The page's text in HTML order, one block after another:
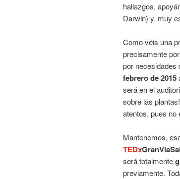
hallazgos,
Darwin) y, muy
Como véis una
precisamente
por necesidades
febrero de 2015
será en el
sobre las
atentos, pues no
Mantenemos,
TEDx
será totalmente
previamente.